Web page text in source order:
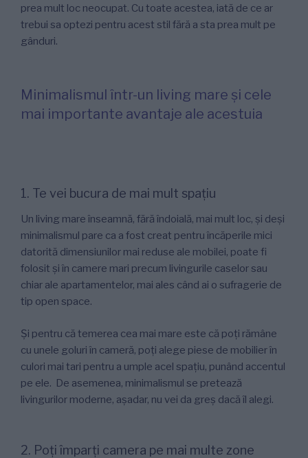
prea mult loc neocupat. Cu toate acestea, iată de ce ar
trebui sa optezi pentru acest stil fără a sta prea mult pe
gânduri.
Minimalismul într-un living mare și cele
mai importante avantaje ale acestuia
1. Te vei bucura de mai mult spațiu
Un living mare înseamnă, fără îndoială, mai mult loc, și deși
minimalismul pare ca a fost creat pentru încăperile mici
datorită dimensiunilor mai reduse ale mobilei, poate fi
folosit și în camere mari precum livingurile caselor sau
chiar ale apartamentelor, mai ales când ai o sufragerie de
tip open space.
Și pentru că temerea cea mai mare este că poți rămâne
cu unele goluri în cameră, poți alege piese de mobilier în
culori mai tari pentru a umple acel spațiu, punând accentul
pe ele. De asemenea, minimalismul se pretează
livingurilor moderne, așadar, nu vei da greș dacă îl alegi.
2. Poți împarți camera pe mai multe zone